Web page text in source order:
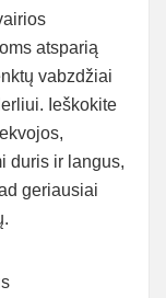
atsparią
vabzdžiai
Ieškokite
duris ir langus,
geriausiai